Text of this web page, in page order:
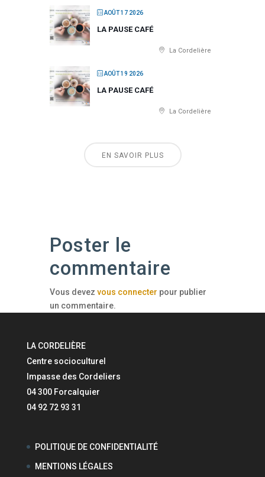
AOÛT 17 2026
LA PAUSE CAFÉ
La Cordelière
AOÛT 19 2026
LA PAUSE CAFÉ
La Cordelière
EN SAVOIR PLUS
Poster le
commentaire
Vous devez vous connecter pour publier
un commentaire.
LA CORDELIÈRE
Centre socioculturel
Impasse des Cordeliers
04 300 Forcalquier
04 92 72 93 31
POLITIQUE DE CONFIDENTIALITÉ
MENTIONS LÉGALES